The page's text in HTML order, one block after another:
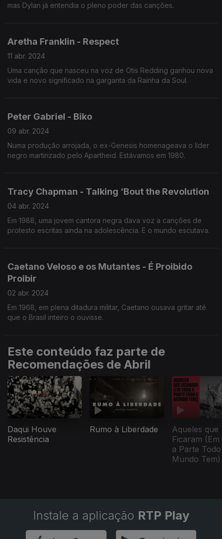
mas Dylan já entendia o pleno poder das canções.
Aretha Franklin - Respect
11 abr. 2024
Uma canção que nasceu na voz de Otis Redding ganhou nova
vida e novo significado na garganta da Rainha da Soul.
Peter Gabriel - Biko
09 abr. 2024
Numa produção arrojada, o ex-Genesis homenageava o líder
negro martirizado pelo Apartheid. Estávamos em 1980.
Tracy Chapman - Talking ‘Bout the Revolution
04 abr. 2024
Em 1988, uma jovem cantora negra dava voz a canções de
protesto escritas ainda na adolescência. E o mundo escutava.
Caetano Veloso e os Mutantes - É Proibido
Proibir
02 abr. 2024
Em 1968, em plena ditadura militar, Caetano ousava gritar até
que o Brasil inteiro o ouvisse.
Este conteúdo faz parte de
Recomendações de Abril
Daqui Houve
Resistência
Rumo à Liberdade
Aqueles que
Ficaram (Em
a Parte
Mundo Tem)
Instale a aplicação RTP Play